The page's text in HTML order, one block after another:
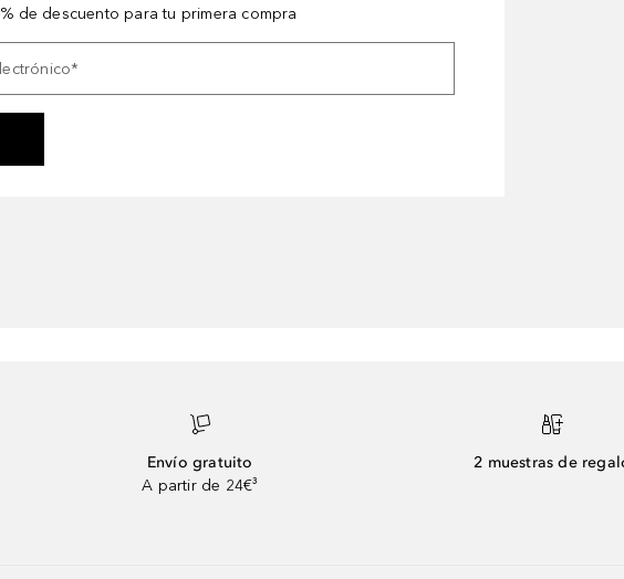
de descuento para tu primera compra
*
Envío gratuito
A partir de 24€³
2 muestras de